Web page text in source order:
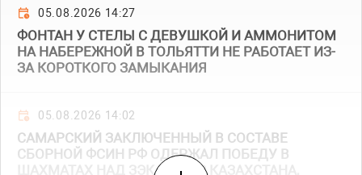
05.08.2026 14:27
ФОНТАН У СТЕЛЫ С ДЕВУШКОЙ И АММОНИТОМ
НА НАБЕРЕЖНОЙ В ТОЛЬЯТТИ НЕ РАБОТАЕТ ИЗ-
ЗА КОРОТКОГО ЗАМЫКАНИЯ
05.08.2026 14:02
САМАРСКИЙ ЗАКЛЮЧЕННЫЙ В СОСТАВЕ
СБОРНОЙ ФСИН РФ ОДЕРЖАЛ ПОБЕДУ В
ШАХМАТАХ НАД ЗЭКАМИ ИЗ КАЗАХСТАНА,